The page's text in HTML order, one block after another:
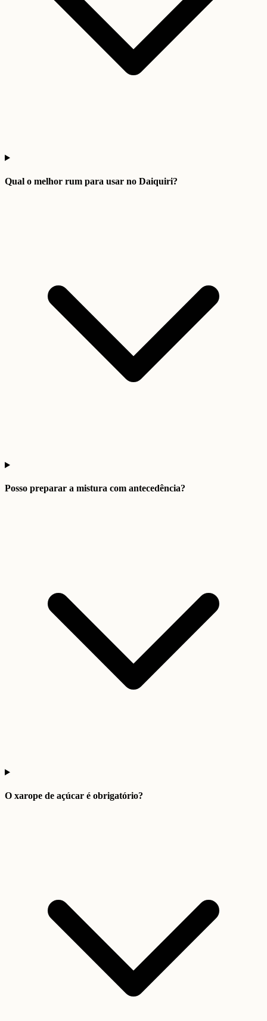
Qual o melhor rum para usar no Daiquiri?
Posso preparar a mistura com antecedência?
O xarope de açúcar é obrigatório?